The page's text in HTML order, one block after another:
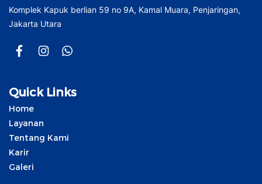
Komplek Kapuk berlian 59 no 9A, Kamal Muara, Penjaringan,
Jakarta Utara
Quick Links
Home
Layanan
Tentang Kami
Karir
Galeri